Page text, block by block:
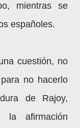
mientras se
españoles.
cuestión, no
no hacerlo
de Rajoy,
la afirmación